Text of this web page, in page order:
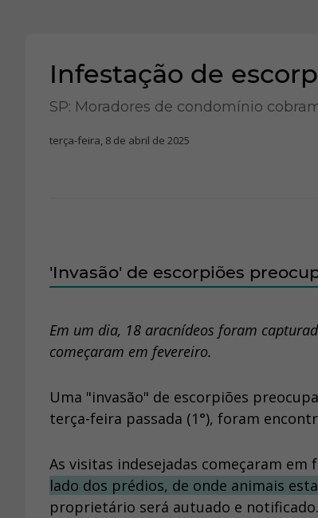
Infestação de
SP: Moradores de condomínio
terça-feira, 8 de abril de 2025
'Invasão' de escorpiões
Em um dia, 18 aracnídeos foram
começaram em fevereiro.
Uma "invasão" de escorpiões
terça-feira passada (1°), foram
As visitas indesejadas começaram em
lado dos prédios, de onde animais
proprietário será autuado e notificado.